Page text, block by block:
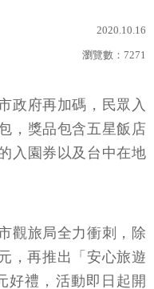
2020.10.16
瀏覽數： 7271
政府再加碼，民眾入
，獎品包含五星飯店
入園券以及台中在地
觀旅局全力衝刺，除
，再推出「安心旅遊
好禮，活動即日起開